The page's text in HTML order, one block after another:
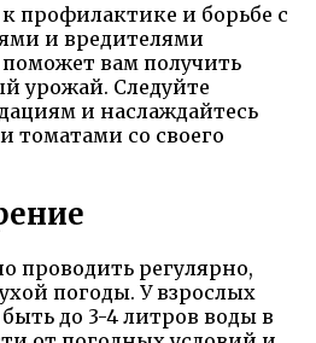
профилактике и борьбе с
и вредителями
вам получить
урожай. Следуйте
и наслаждайтесь
со своего
проводить регулярно,
погоды. У взрослых
до 3-4 литров воды в